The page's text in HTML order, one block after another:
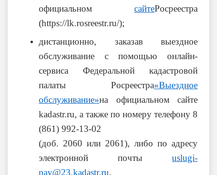
официальном сайтеРосреестра
(https://lk.rosreestr.ru/);
дистанционно, заказав выездное
обслуживание с помощью онлайн-
сервиса Федеральной кадастровой
палаты Росреестра«Выездное
обслуживание»на официальном сайте
kadastr.ru, а также по номеру телефону 8
(861) 992-13-02
(доб. 2060 или 2061), либо по адресу
электронной почты uslugi-
pay@23.kadastr.ru.